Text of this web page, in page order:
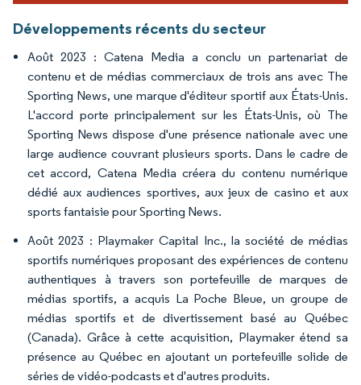
Développements récents du secteur
Août 2023 : Catena Media a conclu un partenariat de
contenu et de médias commerciaux de trois ans avec The
Sporting News, une marque d'éditeur sportif aux États-Unis.
L'accord porte principalement sur les États-Unis, où The
Sporting News dispose d'une présence nationale avec une
large audience couvrant plusieurs sports. Dans le cadre de
cet accord, Catena Media créera du contenu numérique
dédié aux audiences sportives, aux jeux de casino et aux
sports fantaisie pour Sporting News.
Août 2023 : Playmaker Capital Inc., la société de médias
sportifs numériques proposant des expériences de contenu
authentiques à travers son portefeuille de marques de
médias sportifs, a acquis La Poche Bleue, un groupe de
médias sportifs et de divertissement basé au Québec
(Canada). Grâce à cette acquisition, Playmaker étend sa
présence au Québec en ajoutant un portefeuille solide de
séries de vidéo-podcasts et d'autres produits.